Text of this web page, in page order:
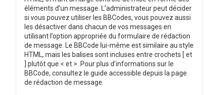
éléments d’un message. L’administrateur peut décider
si vous pouvez utiliser les BBCodes, vous pouvez aussi
les désactiver dans chacun de vos messages en
utilisant l’option appropriée du formulaire de rédaction
de message. Le BBCode lui-même est similaire au style
HTML, mais les balises sont incluses entre crochets [ et
] plutôt que < et >. Pour plus d’informations sur le
BBCode, consultez le guide accessible depuis la page
de rédaction de message.